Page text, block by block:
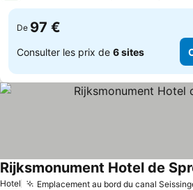
De 97 €
Consulter les prix de 6 sites
Hotel Emplacement au bord du canal
Rijksmonument Hotel de